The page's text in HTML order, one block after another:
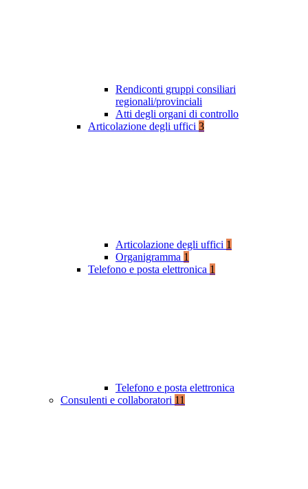
Rendiconti gruppi consiliari
regionali/provinciali
Atti degli organi di controllo
Articolazione degli uffici 3
Articolazione degli uffici 1
Organigramma 1
Telefono e posta elettronica 1
Telefono e posta elettronica
Consulenti e collaboratori 11